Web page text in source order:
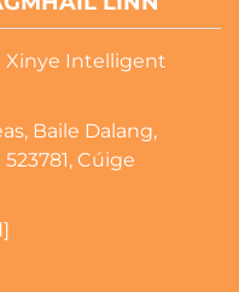
Xinye Intelligent
Baile Dalang,
Cúige